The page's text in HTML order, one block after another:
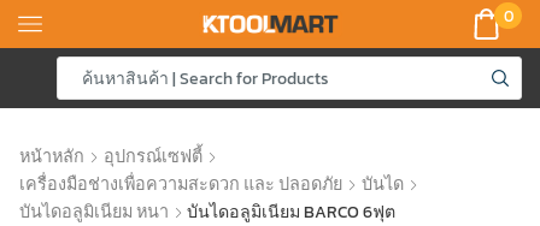
0
หน้าหลัก
อุปกรณ์เซฟตี้
เครื่องมือช่างเพื่อความสะดวก และ ปลอดภัย
บันได
บันไดอลูมิเนียม หนา
บันไดอลูมิเนียม BARCO 6ฟุต